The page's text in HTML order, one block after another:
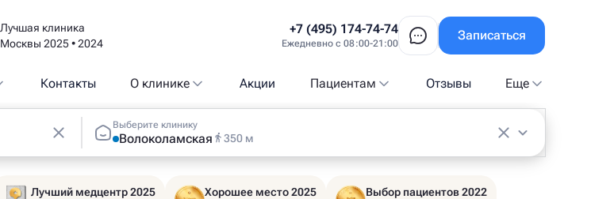
Лучшая клиника
Москвы 2025 • 2024
+7 (495) 174-74-74
Ежедневно с 08:00-21:00
Записаться
Контакты О клинике Акции Пациентам Отзывы Еще
Выберите клинику
Волоколамская 350 м
Лучший медцентр 2025 Хорошее место 2025 Выбор пациентов 2022